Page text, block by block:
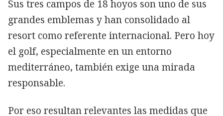
Sus tres campos de 18 hoyos son uno de sus
grandes emblemas y han consolidado al
resort como referente internacional. Pero hoy
el golf, especialmente en un entorno
mediterráneo, también exige una mirada
responsable.
Por eso resultan relevantes las medidas que